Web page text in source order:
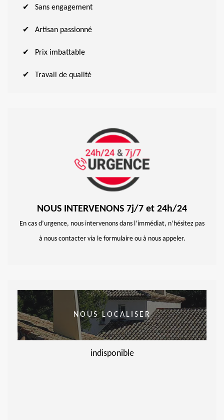
Sans engagement
Artisan passionné
Prix imbattable
Travail de qualité
NOUS INTERVENONS 7j/7 et 24h/24
En cas d’urgence, nous intervenons dans l’immédiat, n’hésitez pas
à nous contacter via le formulaire ou à nous appeler.
NOUS LOCALISER
indisponible